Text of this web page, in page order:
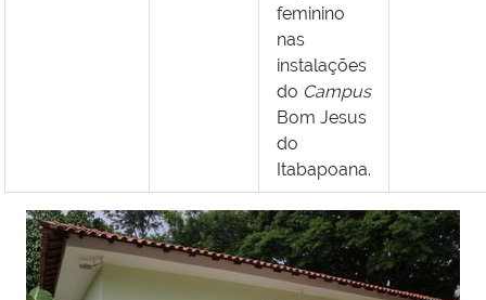
feminino
nas
instalações
do Campus
Bom Jesus
do
Itabapoana.